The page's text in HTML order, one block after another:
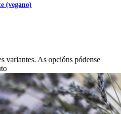
(vegano)
variantes. As opcións pódense